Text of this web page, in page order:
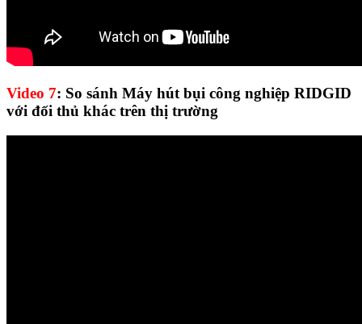
Video 7: So sánh Máy hút bụi công nghiệp RIDGID
với đối thủ khác trên thị trường